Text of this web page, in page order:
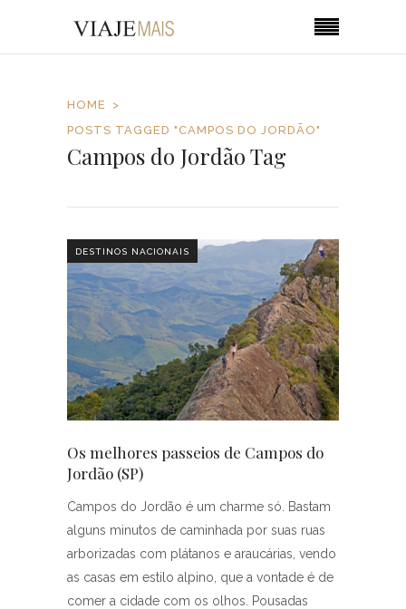
HOME
POSTS TAGGED "CAMPOS DO JORDÃO"
Campos do Jordão Tag
DESTINOS NACIONAIS
Os melhores passeios de Campos do
Jordão (SP)
Campos do Jordão é um charme só. Bastam
alguns minutos de caminhada por suas ruas
arborizadas com plátanos e araucárias, vendo
as casas em estilo alpino, que a vontade é de
comer a cidade com os olhos. Pousadas